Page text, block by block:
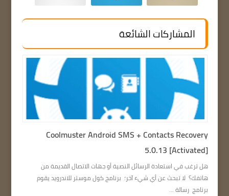
المشاركات الشائعة
Coolmuster Android SMS + Contacts Recovery
5.0.13 [Activated]
هل ترغب في استعادة الرسائل النصية أو جهات الاتصال القديمة من
هاتفك؟ لا تبحث عن أي شيء آخر؛ برنامج كول موستر للاندرويد يقوم
برنامج رسالة ...